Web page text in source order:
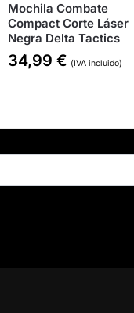
Mochila Combate
Compact Corte Láser
Negra Delta Tactics
34,99€ (IVA incluido)